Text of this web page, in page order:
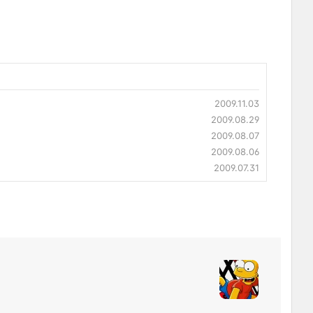
2009.11.03
2009.08.29
2009.08.07
2009.08.06
2009.07.31